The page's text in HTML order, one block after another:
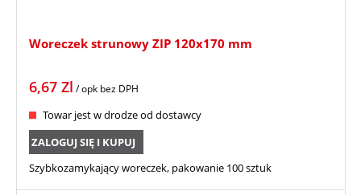
Woreczek strunowy ZIP 120x170 mm
6,67 Zl / opk bez DPH
Towar jest w drodze od dostawcy
ZALOGUJ SIĘ I KUPUJ
Szybkozamykający woreczek, pakowanie 100 sztuk